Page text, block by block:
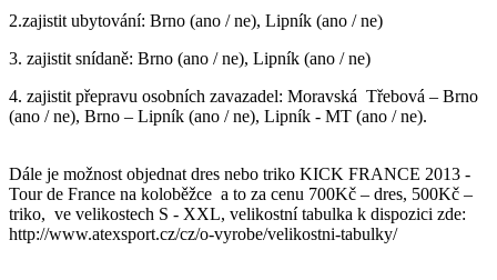
2.zajistit ubytování: Brno (ano / ne), Lipník (ano / ne)
3. zajistit snídaně: Brno (ano / ne), Lipník (ano / ne)
4. zajistit přepravu osobních zavazadel: Moravská Třebová – Brno
(ano / ne), Brno – Lipník (ano / ne), Lipník - MT (ano / ne).
Dále je možnost objednat dres nebo triko KICK FRANCE 2013 -
Tour de France na koloběžce a to za cenu 700Kč – dres, 500Kč –
triko, ve velikostech S - XXL, velikostní tabulka k dispozici zde:
http://www.atexsport.cz/cz/o-vyrobe/velikostni-tabulky/